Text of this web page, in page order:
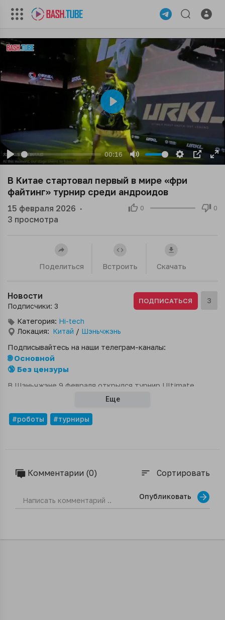
Play
00:16
Mute Settings
PIP
Play
В Китае стартовал первый в мире «фри
файтинг» турнир среди андроидов
0 0
15 февраля 2026 ·
3 просмотра
Поделиться Встроить Скачать
Новости
Подписчики: 3
ПОДПИСАТЬСЯ 3
Категория: Hi-tech
Локация: Китай / Шэньчжэнь
Подписывайтесь на наши телеграм-каналы:
🌐 Основной
🔞 Без цензуры
В Шэньчжэне 9 февраля открылся турнир Ultimate
Robot Knockout Legend, главный приз которого –
Участвуют команды из университетов, компаний и
Еще
#роботы #турниры
Комментарии (0) sort Сортировать
Опубликовать